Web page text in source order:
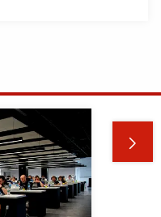
